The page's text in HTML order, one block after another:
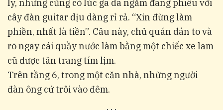
ly, nhưng cũng có lúc gã da ngăm đang phiêu với
cây đàn guitar dịu dàng rỉ rả. “Xin đừng làm
phiền, nhất là tiền”. Câu này, chủ quán dán to và
rõ ngay cái quầy nước làm bằng một chiếc xe lam
cũ được tân trang tím lịm.
Trên tầng 6, trong một căn nhà, những người
đàn ông cứ trôi vào đêm.